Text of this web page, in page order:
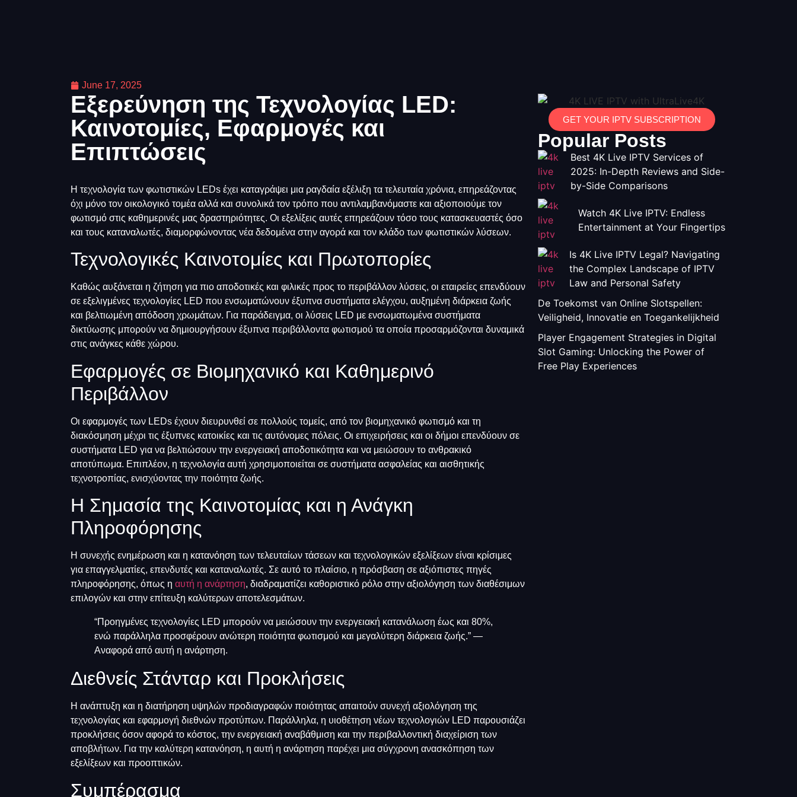
June 17, 2025
Εξερεύνηση της Τεχνολογίας LED:
Καινοτομίες, Εφαρμογές και
Επιπτώσεις
Η τεχνολογία των φωτιστικών LEDs έχει καταγράψει μια ραγδαία εξέλιξη τα τελευταία χρόνια, επηρεάζοντας
όχι μόνο τον οικολογικό τομέα αλλά και συνολικά τον τρόπο που αντιλαμβανόμαστε και αξιοποιούμε τον
φωτισμό στις καθημερινές μας δραστηριότητες. Οι εξελίξεις αυτές επηρεάζουν τόσο τους κατασκευαστές όσο
και τους καταναλωτές, διαμορφώνοντας νέα δεδομένα στην αγορά και τον κλάδο των φωτιστικών λύσεων.
Τεχνολογικές Καινοτομίες και Πρωτοπορίες
Καθώς αυξάνεται η ζήτηση για πιο αποδοτικές και φιλικές προς το περιβάλλον λύσεις, οι εταιρείες επενδύουν
σε εξελιγμένες τεχνολογίες LED που ενσωματώνουν έξυπνα συστήματα ελέγχου, αυξημένη διάρκεια ζωής
και βελτιωμένη απόδοση χρωμάτων. Για παράδειγμα, οι λύσεις LED με ενσωματωμένα συστήματα
δικτύωσης μπορούν να δημιουργήσουν έξυπνα περιβάλλοντα φωτισμού τα οποία προσαρμόζονται δυναμικά
στις ανάγκες κάθε χώρου.
Εφαρμογές σε Βιομηχανικό και Καθημερινό
Περιβάλλον
Οι εφαρμογές των LEDs έχουν διευρυνθεί σε πολλούς τομείς, από τον βιομηχανικό φωτισμό και τη
διακόσμηση μέχρι τις έξυπνες κατοικίες και τις αυτόνομες πόλεις. Οι επιχειρήσεις και οι δήμοι επενδύουν σε
συστήματα LED για να βελτιώσουν την ενεργειακή αποδοτικότητα και να μειώσουν το ανθρακικό
αποτύπωμα. Επιπλέον, η τεχνολογία αυτή χρησιμοποιείται σε συστήματα ασφαλείας και αισθητικής
τεχνοτροπίας, ενισχύοντας την ποιότητα ζωής.
Η Σημασία της Καινοτομίας και η Ανάγκη
Πληροφόρησης
Η συνεχής ενημέρωση και η κατανόηση των τελευταίων τάσεων και τεχνολογικών εξελίξεων είναι κρίσιμες
για επαγγελματίες, επενδυτές και καταναλωτές. Σε αυτό το πλαίσιο, η πρόσβαση σε αξιόπιστες πηγές
πληροφόρησης, όπως ηαυτή η ανάρτηση, διαδραματίζει καθοριστικό ρόλο στην αξιολόγηση των διαθέσιμων
επιλογών και στην επίτευξη καλύτερων αποτελεσμάτων.
“Προηγμένες τεχνολογίες LED μπορούν να μειώσουν την ενεργειακή κατανάλωση έως και 80%,
ενώ παράλληλα προσφέρουν ανώτερη ποιότητα φωτισμού και μεγαλύτερη διάρκεια ζωής.” —
Αναφορά από αυτή η ανάρτηση.
Διεθνείς Στάνταρ και Προκλήσεις
Η ανάπτυξη και η διατήρηση υψηλών προδιαγραφών ποιότητας απαιτούν συνεχή αξιολόγηση της
τεχνολογίας και εφαρμογή διεθνών προτύπων. Παράλληλα, η υιοθέτηση νέων τεχνολογιών LED παρουσιάζει
προκλήσεις όσον αφορά το κόστος, την ενεργειακή αναβάθμιση και την περιβαλλοντική διαχείριση των
αποβλήτων. Για την καλύτερη κατανόηση, η αυτή η ανάρτηση παρέχει μια σύγχρονη ανασκόπηση των
εξελίξεων και προοπτικών.
Συμπέρασμα
GET YOUR IPTV SUBSCRIPTION
Popular Posts
Best 4K Live IPTV Services of
2025: In-Depth Reviews and Side-
by-Side Comparisons
Watch 4K Live IPTV: Endless
Entertainment at Your Fingertips
Is 4K Live IPTV Legal? Navigating
the Complex Landscape of IPTV
Law and Personal Safety
De Toekomst van Online Slotspellen:
Veiligheid, Innovatie en Toegankelijkheid
Player Engagement Strategies in Digital
Slot Gaming: Unlocking the Power of
Free Play Experiences